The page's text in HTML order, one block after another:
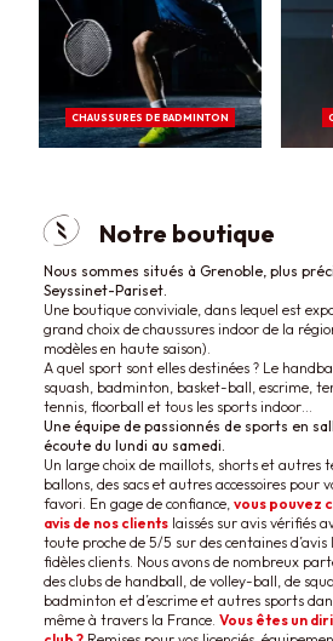
CHAUSSURES DE BADMINTON
Notre boutique
Nous sommes situés à Grenoble, plus
Seyssinet-Pariset.
Une boutique conviviale, dans lequel est
grand choix de chaussures indoor de la
modèles en haute saison).
A quel sport sont elles destinées ? Le
squash, badminton, basket-ball, escrime,
tennis, floorball et tous les sports indoor…
Une équipe de passionnés de sports en
écoute du lundi au samedi.
Un large choix de maillots, shorts et autres
ballons, des sacs et autres accessoires pour
favori. En gage de confiance, vous pouvez
avis de nos clients laissés sur avis vérifiés
toute proche de 5/5 sur des centaines d’avis
fidèles clients. Nous avons de nombreux
des clubs de handball, de volley-ball, de
badminton et d’escrime et autres sports
même à travers la France. Vous êtes un